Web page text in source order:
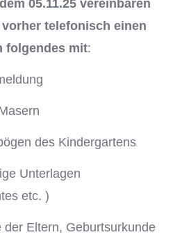
05.11.25 vereinbaren
telefonisch einen
folgendes mit:
des Kindergartens
Unterlagen
etc. )
der Eltern, Geburtsurkunde